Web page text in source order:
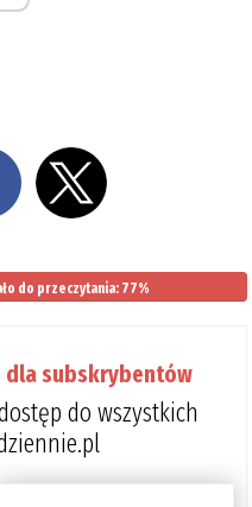
do przeczytania: 77%
subskrybentów
do wszystkich